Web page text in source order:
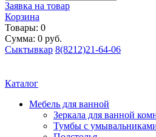
Заявка на товар
Корзина
Товары: 0
Сумма: 0 руб.
Сыктывкар 8(8212)21-64-06
Каталог
Мебель для ванной
Зеркала для ванной
Тумбы с